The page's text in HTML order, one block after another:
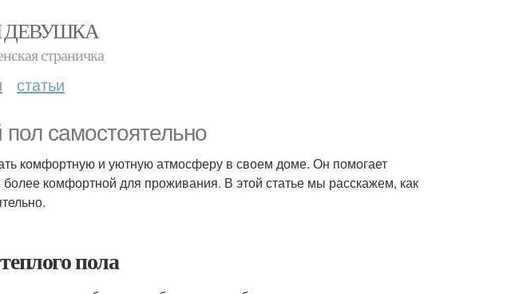
ДЕВУШКА
страничка
статьи
самостоятельно
комфортную и уютную атмосферу в своем доме. Он помогает
более комфортной для проживания. В этой статье мы расскажем, как
пола